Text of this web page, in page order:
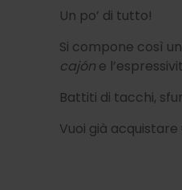
Un po’ di tutto!
Si compone così
cajón e
Battiti di tacchi,
Vuoi già